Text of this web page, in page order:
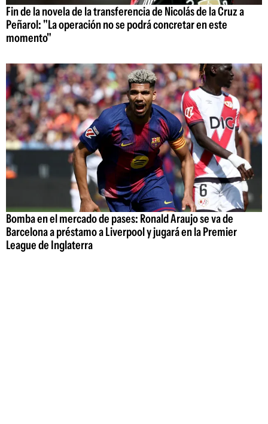
Fin de la novela de la transferencia de Nicolás de la Cruz a
Peñarol: "La operación no se podrá concretar en este
momento"
Bomba en el mercado de pases: Ronald Araujo se va de
Barcelona a préstamo a Liverpool y jugará en la Premier
League de Inglaterra